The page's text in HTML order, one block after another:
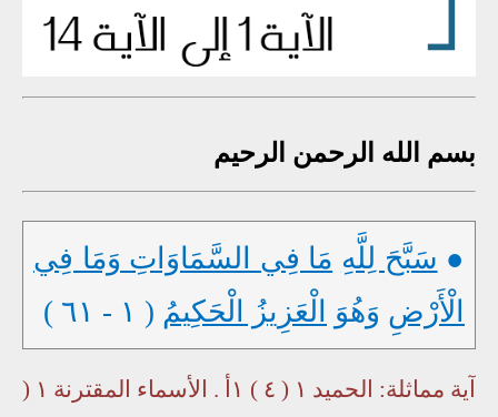
بسم الله الرحمن الرحيم
● سَبَّحَ لِلَّهِ مَا فِي السَّمَاوَاتِ وَمَا فِي
الْأَرْضِ وَهُوَ الْعَزِيزُ الْحَكِيمُ ( ١ - ٦١ )
آية مماثلة: الحميد ١ ( ٤ ) ١أ . الأسماء المقترنة ١ (